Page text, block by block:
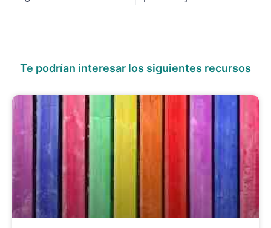
Te podrían interesar los siguientes recursos